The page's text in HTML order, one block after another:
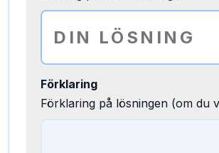
Förklaring
Förklaring på lösningen (om du